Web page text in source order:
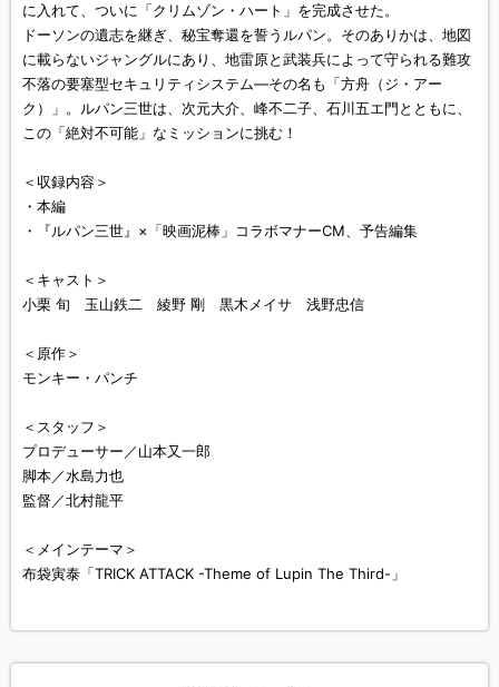
に入れて、ついに「クリムゾン・ハート」を完成させた。
ドーソンの遺志を継ぎ、秘宝奪還を誓うルパン。そのありかは、地図
に載らないジャングルにあり、地雷原と武装兵によって守られる難攻
不落の要塞型セキュリティシステム—その名も「方舟（ジ・アー
ク）」。ルパン三世は、次元大介、峰不二子、石川五エ門とともに、
この「絶対不可能」なミッションに挑む！
＜収録内容＞
・本編
・『ルパン三世』×「映画泥棒」コラボマナーCM、予告編集
＜キャスト＞
小栗 旬 玉山鉄二 綾野 剛 黒木メイサ 浅野忠信
＜原作＞
モンキー・パンチ
＜スタッフ＞
プロデューサー／山本又一郎
脚本／水島力也
監督／北村龍平
＜メインテーマ＞
布袋寅泰「TRICK ATTACK -Theme of Lupin The Third-」